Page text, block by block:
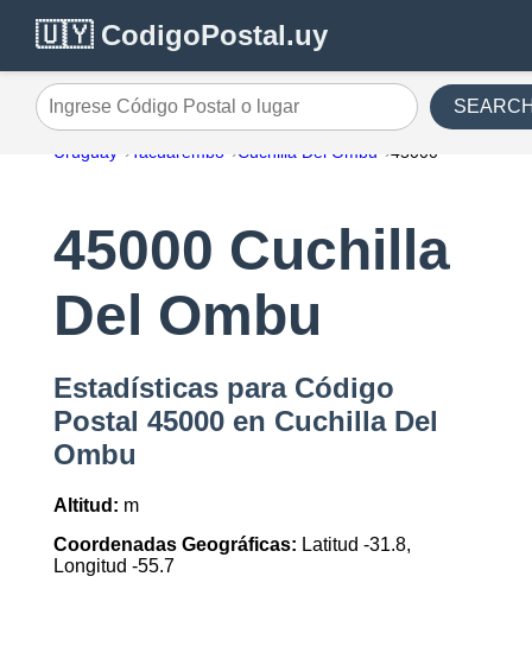
🇺🇾 CodigoPostal.uy
Ingrese Código Postal o lugar
Uruguay Tacuarembo Cuchilla Del Ombu 45000
45000 Cuchilla
Del Ombu
Estadísticas para Código
Postal 45000 en Cuchilla Del
Ombu
Altitud: m
Coordenadas Geográficas: Latitud -31.8,
Longitud -55.7